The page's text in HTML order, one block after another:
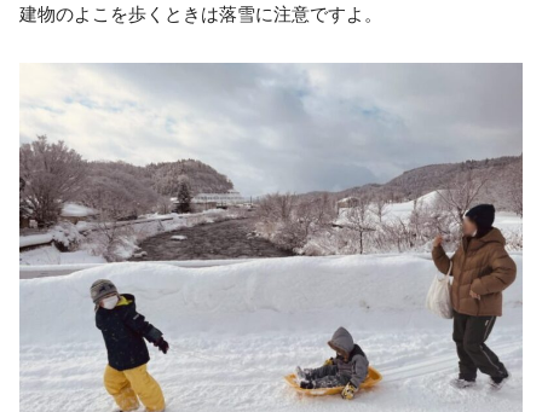
建物のよこを歩くときは落雪に注意ですよ。